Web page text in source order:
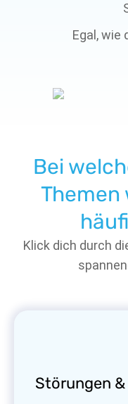
Egal, wie
Bei
Themen
Klick dich durch
Störungen